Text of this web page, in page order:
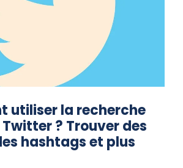
utiliser la recherche
? Trouver des
hashtags et plus